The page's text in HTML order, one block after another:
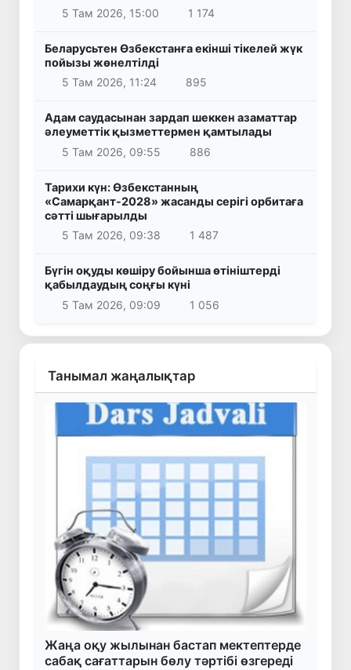
5 Там 2026, 15:00
1 174
Беларусьтен Өзбекстанға екінші тікелей жүк
пойызы жөнелтілді
5 Там 2026, 11:24
895
Адам саудасынан зардап шеккен азаматтар
әлеуметтік қызметтермен қамтылады
5 Там 2026, 09:55
886
Тарихи күн: Өзбекстанның
«Самарқант-2028» жасанды серігі орбитаға
сәтті шығарылды
5 Там 2026, 09:38
1 487
Бүгін оқуды көшіру бойынша өтініштерді
қабылдаудың соңғы күні
5 Там 2026, 09:09
1 056
Танымал жаңалықтар
Жаңа оқу жылынан бастап мектептерде
сабақ сағаттарын бөлу тәртібі өзгереді